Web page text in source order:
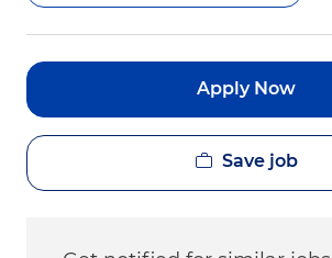
Apply Now
Save job